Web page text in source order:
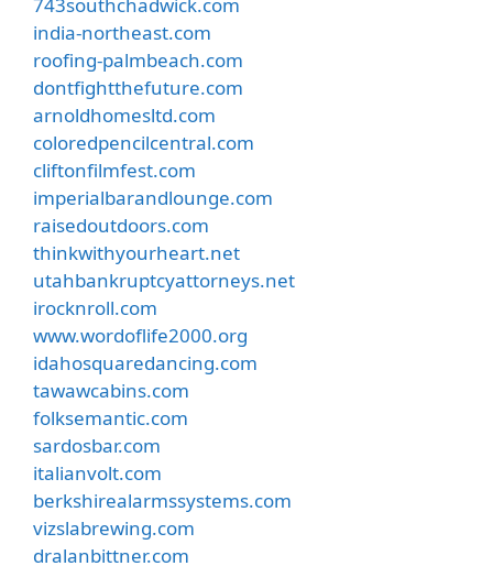
india-northeast.com
roofing-palmbeach.com
dontfightthefuture.com
arnoldhomesltd.com
coloredpencilcentral.com
cliftonfilmfest.com
imperialbarandlounge.com
raisedoutdoors.com
thinkwithyourheart.net
utahbankruptcyattorneys.net
irocknroll.com
www.wordoflife2000.org
idahosquaredancing.com
tawawcabins.com
folksemantic.com
sardosbar.com
italianvolt.com
berkshirealarmssystems.com
vizslabrewing.com
dralanbittner.com